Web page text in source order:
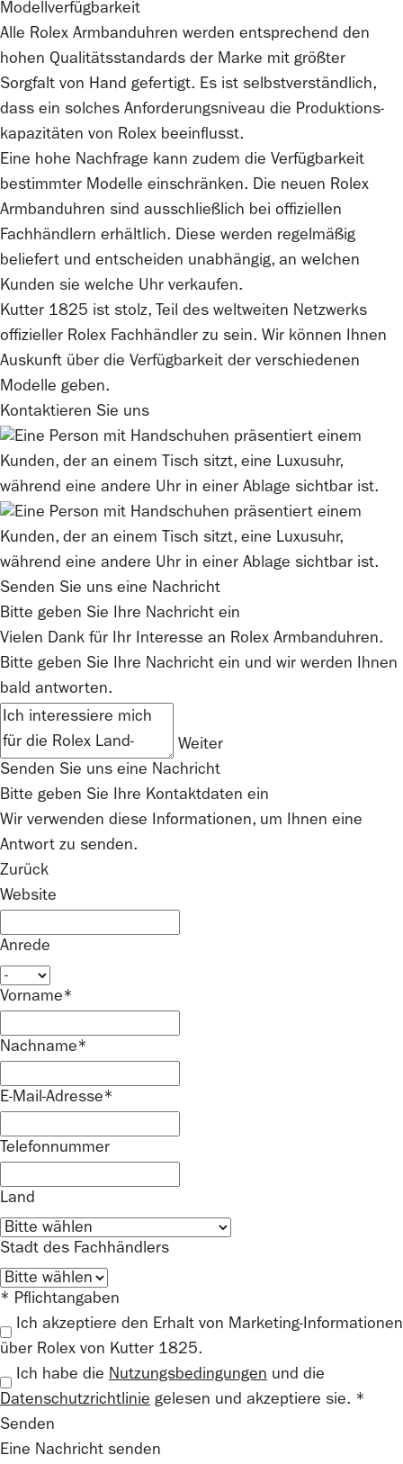
Modellverfügbarkeit
Alle Rolex Armbanduhren werden entsprechend den
hohen Qualitätsstandards der Marke mit größter
Sorgfalt von Hand gefertigt. Es ist selbstverständlich,
dass ein solches Anforderungsniveau die Produktions­
kapazitäten von Rolex beeinflusst.
Eine hohe Nachfrage kann zudem die Verfügbarkeit
bestimmter Modelle einschränken. Die neuen Rolex
Armbanduhren sind ausschließlich bei offiziellen
Fachhändlern erhältlich. Diese werden regelmäßig
beliefert und entscheiden unabhängig, an welchen
Kunden sie welche Uhr verkaufen.
Kutter 1825 ist stolz, Teil des weltweiten Netzwerks
offizieller Rolex Fachhändler zu sein. Wir können Ihnen
Auskunft über die Verfügbarkeit der verschiedenen
Modelle geben.
Kontaktieren Sie uns
Senden Sie uns eine Nachricht
Bitte geben Sie Ihre Nachricht ein
Vielen Dank für Ihr Interesse an Rolex Armbanduhren.
Bitte geben Sie Ihre Nachricht ein und wir werden Ihnen
bald antworten.
Weiter
Senden Sie uns eine Nachricht
Bitte geben Sie Ihre Kontaktdaten ein
Wir verwenden diese Informationen, um Ihnen eine
Antwort zu senden.
Zurück
Website
Anrede
Vorname*
Nachname*
E-Mail-Adresse*
Telefonnummer
Land
Stadt des Fachhändlers
* Pflichtangaben
Ich akzeptiere den Erhalt von Marketing-Informationen
über Rolex von Kutter 1825.
Ich habe die Nutzungsbedingungen und die
Datenschutzrichtlinie gelesen und akzeptiere sie. *
Senden
Eine Nachricht senden